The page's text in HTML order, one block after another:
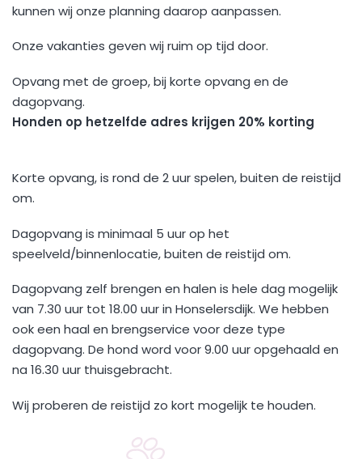
kunnen wij onze planning daarop aanpassen.
Onze vakanties geven wij ruim op tijd door.
Opvang met de groep, bij korte opvang en de
dagopvang.
Honden op hetzelfde adres krijgen 20% korting
Korte opvang, is rond de 2 uur spelen, buiten de reistijd
om.
Dagopvang is minimaal 5 uur op het
speelveld/binnenlocatie, buiten de reistijd om.
Dagopvang zelf brengen en halen is hele dag mogelijk
van 7.30 uur tot 18.00 uur in Honselersdijk. We hebben
ook een haal en brengservice voor deze type
dagopvang. De hond word voor 9.00 uur opgehaald en
na 16.30 uur thuisgebracht.
Wij proberen de reistijd zo kort mogelijk te houden.